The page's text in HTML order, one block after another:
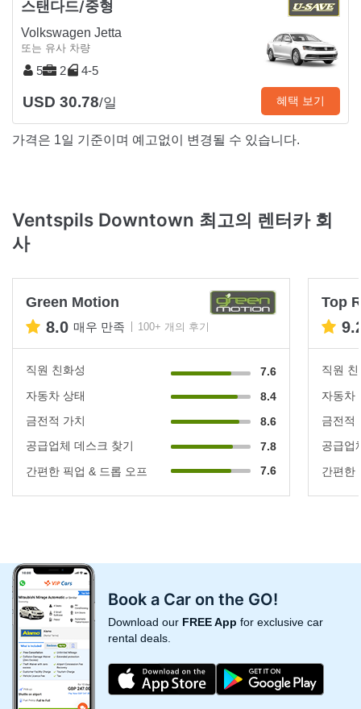
스탠다드/중형
Volkswagen Jetta
또는 유사 차량
5 2 4-5
USD 30.78/일 혜택 보기
가격은 1일 기준이며 예고없이 변경될 수 있습니다.
Ventspils Downtown 최고의 렌터카 회
사
Green Motion
8.0 매우 만족 100+ 개의 후기
직원 친화성
7.6
자동차 상태
8.4
금전적 가치
8.6
공급업체 데스크 찾기
7.8
간편한 픽업 & 드롭 오프
7.6
Top
직원
자동차
금전적
공급업
간편한
Book a Car on the GO!
Download our FREE App for exclusive car
rental deals.